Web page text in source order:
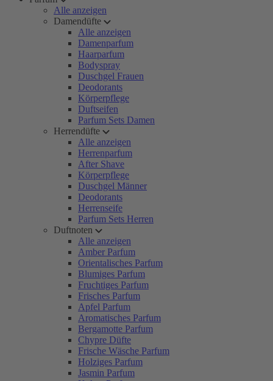
Alle anzeigen
Damendüfte
Alle anzeigen
Damenparfum
Haarparfum
Bodyspray
Duschgel Frauen
Deodorants
Körperpflege
Duftseifen
Parfum Sets Damen
Herrendüfte
Alle anzeigen
Herrenparfum
After Shave
Körperpflege
Duschgel Männer
Deodorants
Herrenseife
Parfum Sets Herren
Duftnoten
Alle anzeigen
Amber Parfum
Orientalisches Parfum
Blumiges Parfum
Fruchtiges Parfum
Frisches Parfum
Apfel Parfum
Aromatisches Parfum
Bergamotte Parfum
Chypre Düfte
Frische Wäsche Parfum
Holziges Parfum
Jasmin Parfum